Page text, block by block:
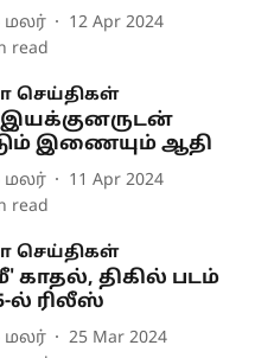
12 Apr 2024
read
செய்திகள்
இயக்குனருடன்
இணையும் ஆதி
11 Apr 2024
read
செய்திகள்
காதல், திகில் படம்
ல் ரிலீஸ்
25 Mar 2024